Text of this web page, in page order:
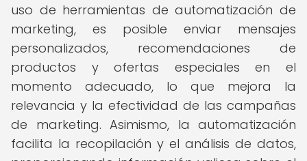
uso de herramientas de automatización de
marketing, es posible enviar mensajes
personalizados, recomendaciones de
productos y ofertas especiales en el
momento adecuado, lo que mejora la
relevancia y la efectividad de las campañas
de marketing. Asimismo, la automatización
facilita la recopilación y el análisis de datos,